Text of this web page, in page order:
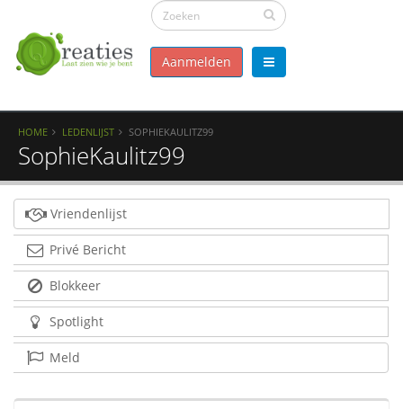
Aanmelden
HOME LEDENLIJST SOPHIEKAULITZ99
SophieKaulitz99
Vriendenlijst
Privé Bericht
Blokkeer
Spotlight
Meld